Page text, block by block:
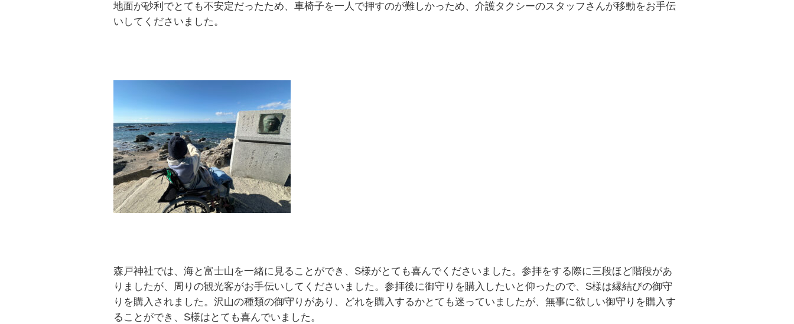
地面が砂利でとても不安定だったため、車椅子を一人で押すのが難しかっため、介護タクシーのスタッフさんが移動をお手伝
いしてくださいました。
森戸神社では、海と富士山を一緒に見ることができ、S様がとても喜んでくださいました。参拝をする際に三段ほど階段があ
りましたが、周りの観光客がお手伝いしてくださいました。参拝後に御守りを購入したいと仰ったので、S様は縁結びの御守
りを購入されました。沢山の種類の御守りがあり、どれを購入するかとても迷っていましたが、無事に欲しい御守りを購入す
ることができ、S様はとても喜んでいました。